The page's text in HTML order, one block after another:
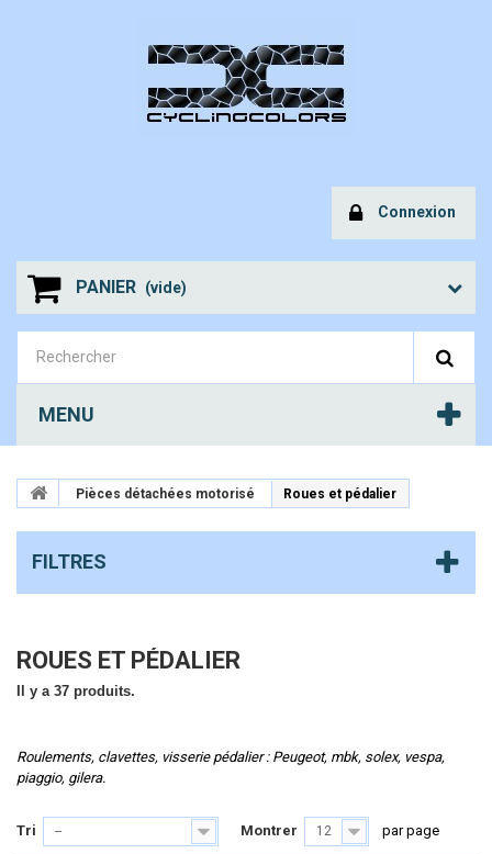
Connexion
PANIER (vide)
MENU
Pièces détachées motorisé Roues et pédalier
FILTRES
ROUES ET PÉDALIER
Il y a 37 produits.
Roulements, clavettes, visserie pédalier : Peugeot, mbk, solex, vespa,
piaggio, gilera.
Tri -- Montrer 12 par page